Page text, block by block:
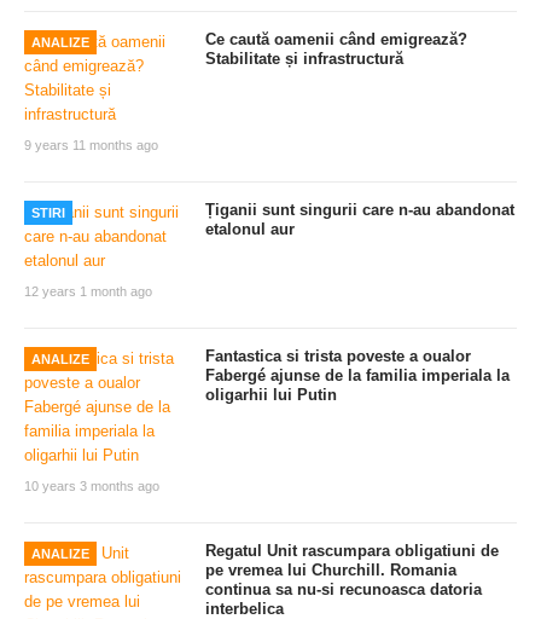
ANALIZE
9 years 11 months ago
Ce caută oamenii când emigrează?
Stabilitate și infrastructură
STIRI
12 years 1 month ago
Țiganii sunt singurii care n-au abandonat
etalonul aur
ANALIZE
10 years 3 months ago
Fantastica si trista poveste a oualor
Fabergé ajunse de la familia imperiala la
oligarhii lui Putin
ANALIZE
Regatul Unit rascumpara obligatiuni de
pe vremea lui Churchill. Romania
continua sa nu-si recunoasca datoria
interbelica